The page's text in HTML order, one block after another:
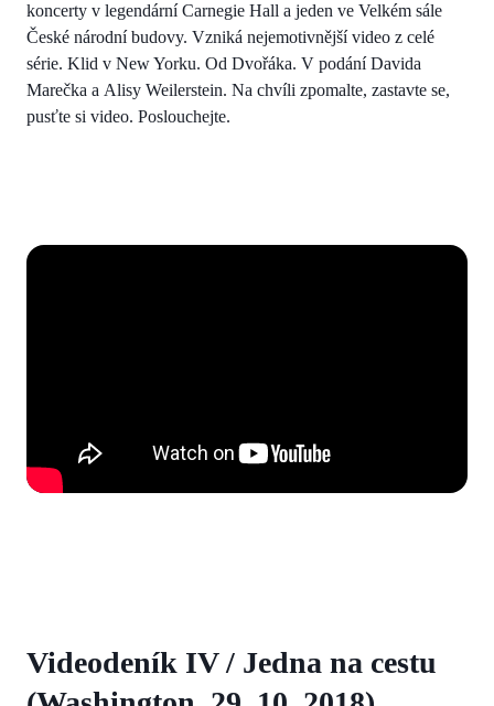
koncerty v legendární Carnegie Hall a jeden ve Velkém sále
České národní budovy. Vzniká nejemotivnější video z celé
série. Klid v New Yorku. Od Dvořáka. V podání Davida
Marečka a Alisy Weilerstein. Na chvíli zpomalte, zastavte se,
pusťte si video. Poslouchejte.
Videodeník IV / Jedna na cestu